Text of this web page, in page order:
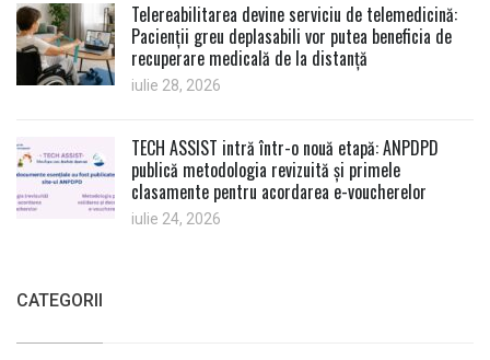
Telereabilitarea devine serviciu de telemedicină:
Pacienții greu deplasabili vor putea beneficia de
recuperare medicală de la distanță
iulie 28, 2026
TECH ASSIST intră într-o nouă etapă: ANPDPD
publică metodologia revizuită și primele
clasamente pentru acordarea e-voucherelor
iulie 24, 2026
CATEGORII